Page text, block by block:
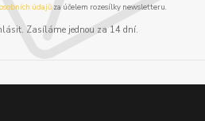
údajůza účelem rozesílky newsletteru.
Zasíláme jednou za 14 dní.